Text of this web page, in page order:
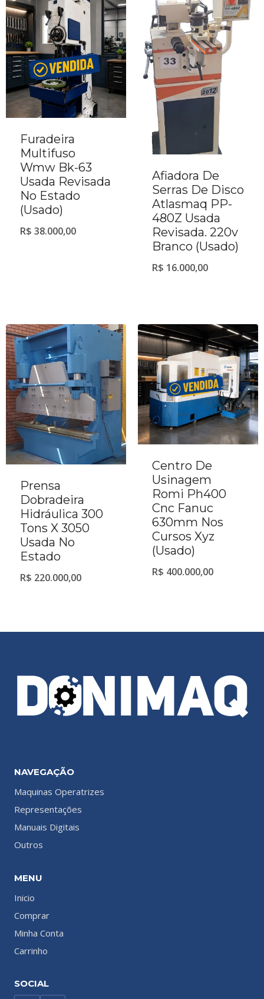
Furadeira
Multifuso
Wmw Bk-63
Usada Revisada
No Estado
(Usado)
R$ 38.000,00
Afiadora De
Serras De Disco
Atlasmaq PP-
480Z Usada
Revisada. 220v
Branco (Usado)
R$ 16.000,00
Prensa
Dobradeira
Hidráulica 300
Tons X 3050
Usada No
Estado
R$ 220.000,00
Centro De
Usinagem
Romi Ph400
Cnc Fanuc
630mm Nos
Cursos Xyz
(Usado)
R$ 400.000,00
NAVEGAÇÃO
Maquinas Operatrizes
Representações
Manuais Digitais
Outros
MENU
Inicio
Comprar
Minha Conta
Carrinho
SOCIAL